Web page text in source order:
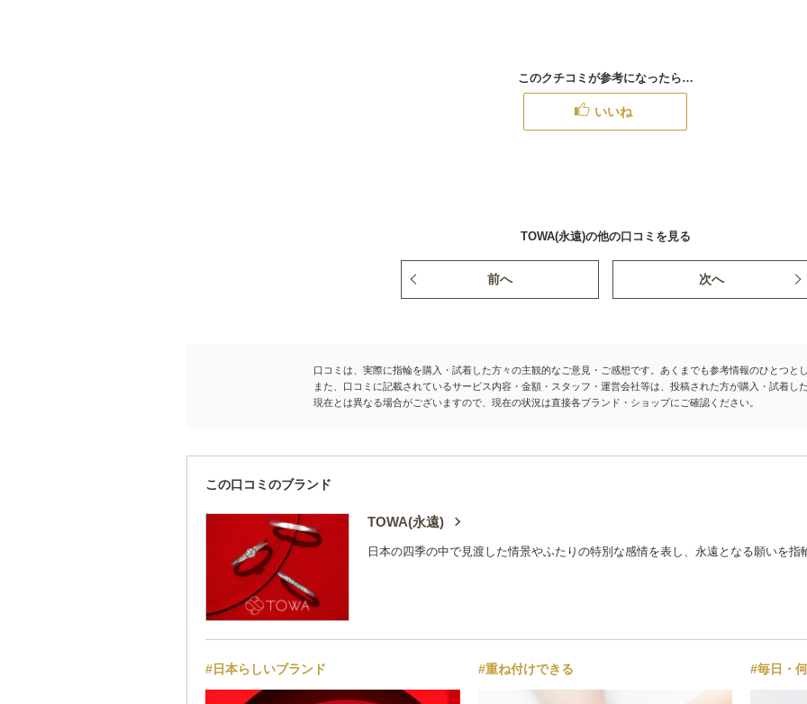
このクチコミが参考になったら…
いいね
TOWA(永遠)の他の口コミを見る
前へ 次へ
口コミは、実際に指輪を購入・試着した方々の主観的なご意見・ご感想です。あくまでも参考情報のひとつと
また、口コミに記載されているサービス内容・金額・スタッフ・運営会社等は、投稿された方が購入・試着し
現在とは異なる場合がございますので、現在の状況は直接各ブランド・ショップにご確認ください。
この口コミのブランド
TOWA(永遠)
日本の四季の中で見渡した情景やふたりの特別な感情を表し、永遠となる願いを指
#日本らしいブランド #重ね付けできる #毎日・